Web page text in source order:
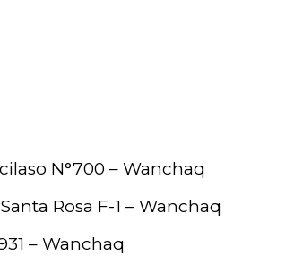
N°700 – Wanchaq
Rosa F-1 – Wanchaq
– Wanchaq